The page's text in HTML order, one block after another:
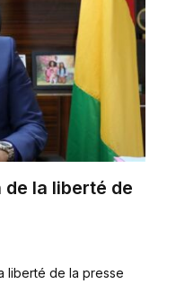
la liberté de
liberté de la presse